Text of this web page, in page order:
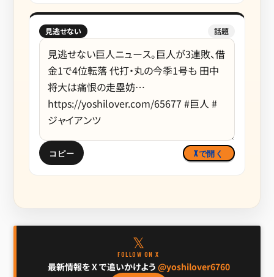
見逃せない 話題
コピー Xで開く
𝕏
FOLLOW ON X
最新情報を X で追いかけよう @yoshilover6760